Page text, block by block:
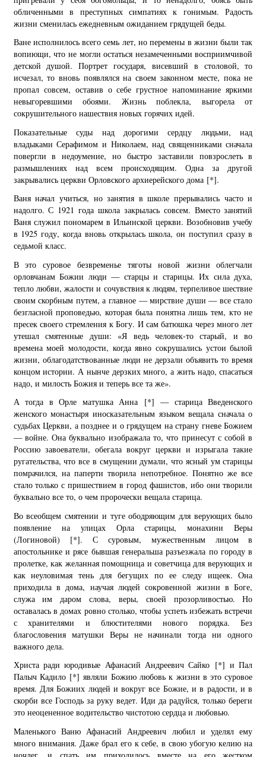
обличенными в преступных симпатиях к гонимым. Радость
жизни сменилась ежедневным ожиданием грядущей беды.
Ване исполнилось всего семь лет, но перемены в жизни были так
вопиющи, что не могли остаться незамеченными восприимчивой
детской душой. Портрет государя, висевший в столовой, то
исчезал, то вновь появлялся на своем законном месте, пока не
пропал совсем, оставив о себе грустное напоминание яркими
невыгоревшими обоями. Жизнь поблекла, выгорела от
сокрушительного нашествия новых горячих идей.
Показательные суды над дорогими сердцу людьми, над
владыками Серафимом и Николаем, над священниками сначала
повергли в недоумение, но быстро заставили повзрослеть в
размышлениях над всем происходящим. Одна за другой
закрывались церкви Орловского архиерейского дома [*].
Ваня начал учиться, но занятия в школе прерывались часто и
надолго. С 1921 года школа закрылась совсем. Вместо занятий
Ваня служил пономарем в Ильинской церкви. Возобновив учебу
в 1925 году, когда вновь открылась школа, он поступил сразу в
седьмой класс.
В это суровое безвременье тяготы новой жизни облегчали
орловчанам Божии люди — старцы и старицы. Их сила духа,
тепло любви, жалости и сочувствия к людям, терпеливое шествие
своим скорбным путем, а главное — мирствие души — все стало
безгласной проповедью, которая была понятна лишь тем, кто не
пресек своего стремления к Богу. И сам батюшка через много лет
утешал смятенные души: «Я ведь человек-то старый, и во
времена моей молодости, когда явно сокрушались устои былой
жизни, облагодатствованные люди не дерзали объявить то время
концом истории. А нынче дерзких много, а жить надо, спасаться
надо, и милость Божия и теперь все та же».
А тогда в Орле матушка Анна [*] — старица Введенского
женского монастыря иносказательным языком вещала сначала о
судьбах Церкви, а позднее и о грядущем на страну гневе Божием
— войне. Она буквально изображала то, что принесут с собой в
Россию завоеватели, обегала вокруг церкви и изрыгала такие
ругательства, что все в смущении думали, что ясный ум старицы
помрачился, на паперти творила непотребное. Понятно же все
стало только с пришествием в город фашистов, ибо они творили
буквально все то, о чем пророчески вещала старица.
Во всеобщем смятении и туге ободряющим для верующих было
появление на улицах Орла старицы, монахини Веры
(Логиновой) [*]. С суровым, мужественным лицом в
апостольнике и рясе бывшая генеральша разъезжала по городу в
пролетке, как желанная помощница и советчица для верующих и
как неуловимая тень для бегущих по ее следу ищеек. Она
приходила в дома, научая людей сокровенной жизни в Боге,
служа им даром слова, веры, своей прозорливостью. Но
оставалась в домах ровно столько, чтобы успеть избежать встречи
с хранителями и блюстителями нового порядка. Без
благословения матушки Веры не начинали тогда ни одного
важного дела.
Христа ради юродивые Афанасий Андреевич Сайко [*] и Пал
Палыч Кадило [*] являли Божию любовь к жизни в это суровое
время. Для Божиих людей и вокруг все Божие, и в радости, и в
скорби все Господь за руку ведет. Иди да радуйся, только береги
это неоцененное водительство чистотою сердца и любовью.
Маленького Ваню Афанасий Андреевич любил и уделял ему
много внимания. Даже брал его к себе, в свою убогую келию на